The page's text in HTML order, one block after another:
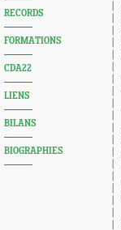
RECORDS
FORMATIONS
CDA22
LIENS
BILANS
BIOGRAPHIES